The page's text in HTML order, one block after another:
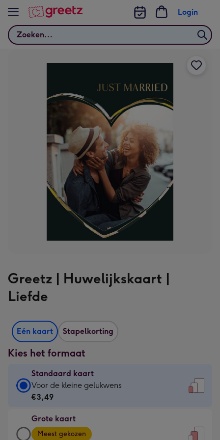
Bekijk meer
Zoeken
Login
Greetz | Huwelijkskaart |
Liefde
Eén kaart Stapelkorting
Kies het formaat
Standaard kaart
Standaard
kaart
€3,49
-
Voor de kleine gelukwens
€3,49
Grote kaart
Grote
Meest gekozen